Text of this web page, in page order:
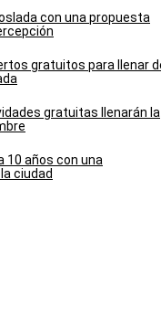
con una propuesta
gratuitos para llenar
gratuitas llenarán la
10 años con una
ciudad